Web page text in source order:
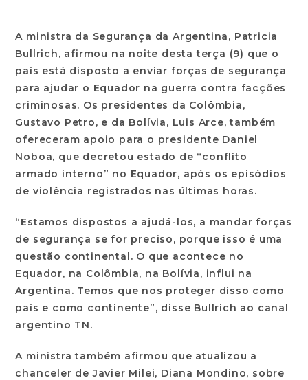
A ministra da Segurança da Argentina, Patricia
Bullrich, afirmou na noite desta terça (9) que o
país está disposto a enviar forças de segurança
para ajudar o Equador na guerra contra facções
criminosas. Os presidentes da Colômbia,
Gustavo Petro, e da Bolívia, Luis Arce, também
ofereceram apoio para o presidente Daniel
Noboa, que decretou estado de “conflito
armado interno” no Equador, após os episódios
de violência registrados nas últimas horas.
“Estamos dispostos a ajudá-los, a mandar forças
de segurança se for preciso, porque isso é uma
questão continental. O que acontece no
Equador, na Colômbia, na Bolívia, influi na
Argentina. Temos que nos proteger disso como
país e como continente”, disse Bullrich ao canal
argentino TN.
A ministra também afirmou que atualizou a
chanceler de Javier Milei, Diana Mondino, sobre